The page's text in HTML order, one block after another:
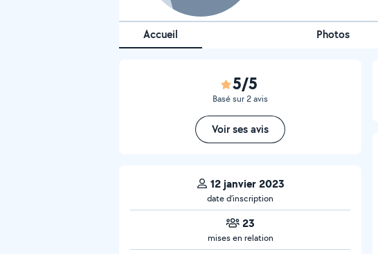
Accueil Photos
5/5
Basé sur 2 avis
Voir ses avis
12 janvier 2023
date d’inscription
23
mises en relation